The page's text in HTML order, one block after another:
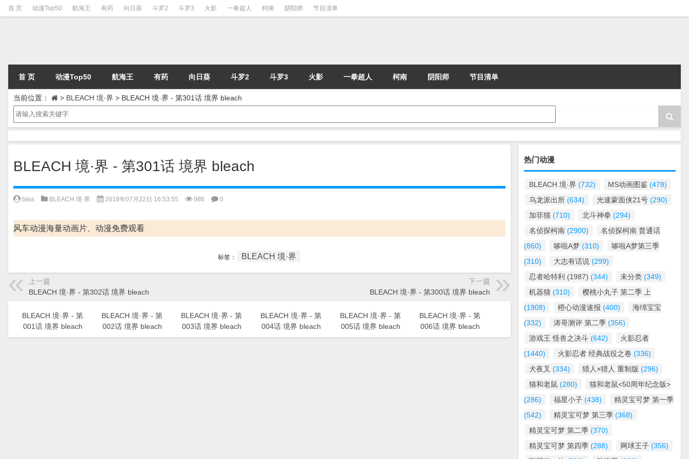
首 页 动漫Top50 航海王 有药 向日葵 斗罗2 斗罗3 火影 一拳超人 柯南 阴阳师 节目清单
首 页 动漫Top50 航海王 有药 向日葵 斗罗2 斗罗3 火影 一拳超人 柯南 阴阳师 节目清单
当前位置： > BLEACH 境·界 > BLEACH 境·界 - 第301话 境界 bleach
BLEACH 境·界 - 第301话 境界 bleach
blea BLEACH 境·界 2018年07月22日 16:53:55 986 0
风车动漫海量动画片、动漫免费观看
标签： BLEACH 境·界
上一篇
BLEACH 境·界 - 第302话 境界 bleach
下一篇
BLEACH 境·界 - 第300话 境界 bleach
BLEACH 境·界 - 第
001话 境界 bleach
BLEACH 境·界 - 第
002话 境界 bleach
BLEACH 境·界 - 第
003话 境界 bleach
BLEACH 境·界 - 第
004话 境界 bleach
BLEACH 境·界 - 第
005话 境界 bleach
BLEACH 境·界 - 第
006话 境界 bleach
热门动漫
BLEACH 境·界 (732) MS动画图鉴 (478)
乌龙派出所 (634) 光速蒙面侠21号 (290)
加菲猫 (710) 北斗神拳 (294)
名侦探柯南 (2900)
名侦探柯南 普通话
(860)
哆啦A梦 (310)
哆啦A梦第三季
(310)
大志有话说 (299)
忍者哈特利 (1987) (344) 未分类 (349)
机器猫 (310)
樱桃小丸子 第二季 上
(1908)
橙心动漫速报 (400)
海绵宝宝
(332)
涛哥测评 第二季 (356)
游戏王 怪兽之决斗 (642)
火影忍者
(1440)
火影忍者 经典战役之卷 (336)
犬夜叉 (334) 猎人×猎人 重制版 (296)
猫和老鼠 (280)
猫和老鼠<50周年纪念版>
(286)
福星小子 (438)
精灵宝可梦 第一季
(542)
精灵宝可梦 第三季 (368)
精灵宝可梦 第二季 (370)
精灵宝可梦 第四季 (288) 网球王子 (356)